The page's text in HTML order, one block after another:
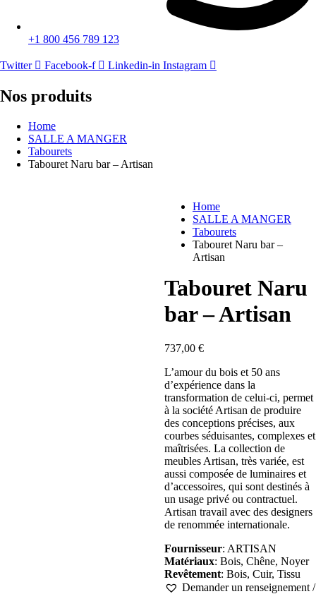
+1 800 456 789 123
Twitter Facebook-f Linkedin-in Instagram
Nos produits
Home
SALLE A MANGER
Tabourets
Tabouret Naru bar – Artisan
Home
SALLE A MANGER
Tabourets
Tabouret Naru bar –
Artisan
Tabouret Naru
bar – Artisan
737,00 €
L’amour du bois et 50 ans
d’expérience dans la
transformation de celui-ci, permet
à la société Artisan de produire
des conceptions précises, aux
courbes séduisantes, complexes et
maîtrisées. La collection de
meubles Artisan, très variée, est
aussi composée de luminaires et
d’accessoires, qui sont destinés à
un usage privé ou contractuel.
Artisan travail avec des designers
de renommée internationale.
Fournisseur: ARTISAN
Matériaux: Bois, Chêne, Noyer
Revêtement: Bois, Cuir, Tissu
Demander un renseignement /